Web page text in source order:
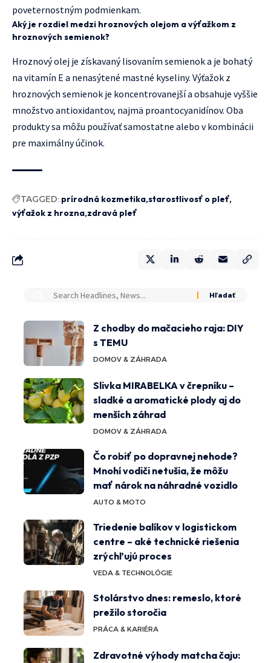
poveternostným podmienkam.
Aký je rozdiel medzi hroznových olejom a výťažkom z
hroznových semienok?
Hroznový olej je získavaný lisovaním semienok a je bohatý
na vitamín E a nenasýtené mastné kyseliny. Výťažok z
hroznových semienok je koncentrovanejší a obsahuje vyššie
množstvo antioxidantov, najmä proantocyanidínov. Oba
produkty sa môžu používať samostatne alebo v kombinácii
pre maximálny účinok.
TAGGED: prírodná kozmetika starostlivosť o pleť
výťažok z hrozna zdravá pleť
Z chodby do mačacieho raja: DIY
s TEMU
DOMOV & ZÁHRADA
Slivka MIRABELKA v črepníku –
sladké a aromatické plody aj do
menších záhrad
DOMOV & ZÁHRADA
Čo robiť po dopravnej nehode?
Mnohí vodiči netušia, že môžu
mať nárok na náhradné vozidlo
AUTO & MOTO
Triedenie balíkov v logistickom
centre – aké technické riešenia
zrýchľujú proces
VEDA & TECHNOLÓGIE
Stolárstvo dnes: remeslo, ktoré
prežilo storočia
PRÁCA & KARIÉRA
Zdravotné výhody matcha čaju: